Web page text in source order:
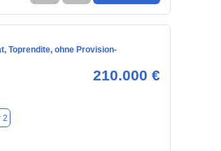
Toprendite, ohne Provision-
210.000 €
2